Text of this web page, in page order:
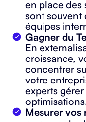
en place des
sont souvent
équipes
Gagner du
En
croissance,
concentrer
votre
experts
optimisations.
Mesurer vos